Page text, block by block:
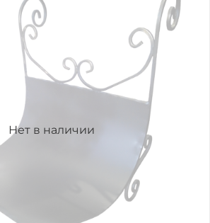
Нет в наличии